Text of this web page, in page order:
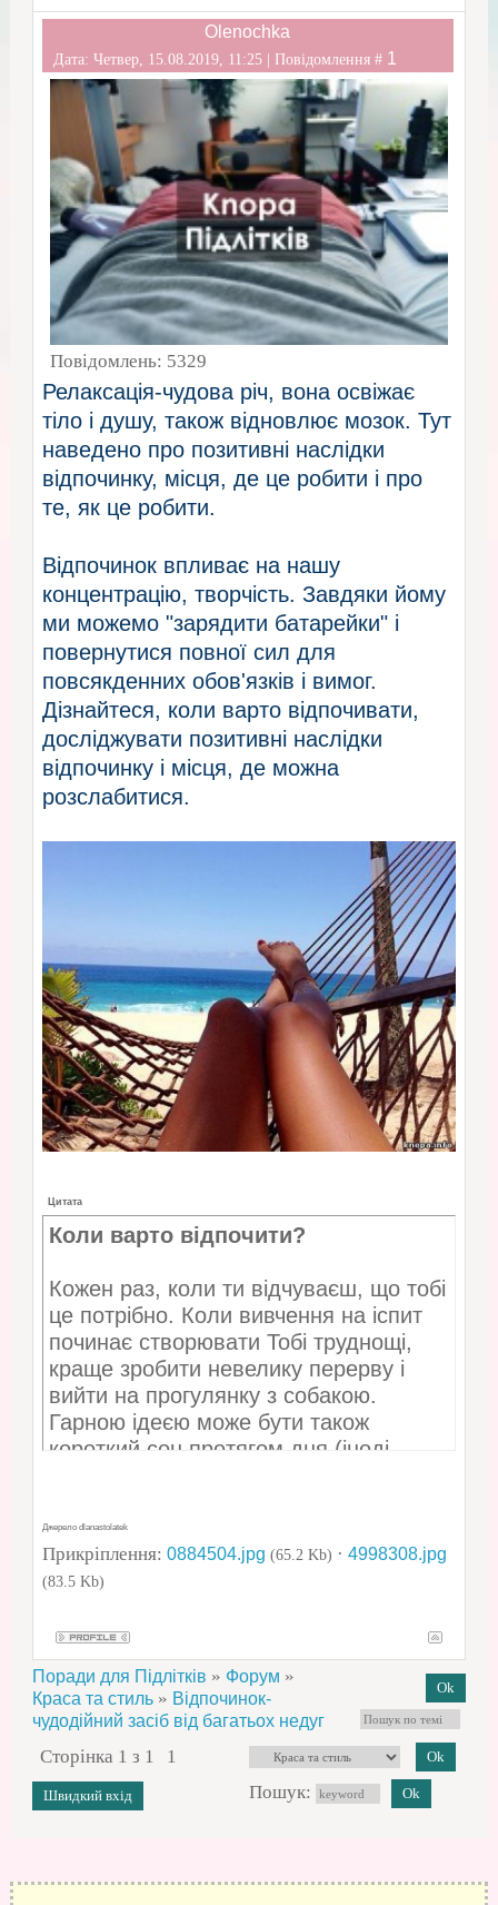
Olenochka
Дата: Четвер, 15.08.2019, 11:25 | Повідомлення # 1
Повідомлень: 5329
Релаксація-чудова річ, вона освіжає
тіло і душу, також відновлює мозок. Тут
наведено про позитивні наслідки
відпочинку, місця, де це робити і про
те, як це робити.
Відпочинок впливає на нашу
концентрацію, творчість. Завдяки йому
ми можемо "зарядити батарейки" і
повернутися повної сил для
повсякденних обов'язків і вимог.
Дізнайтеся, коли варто відпочивати,
досліджувати позитивні наслідки
відпочинку і місця, де можна
розслабитися.
Цитата
Коли варто відпочити?
Кожен раз, коли ти відчуваєш, що тобі
це потрібно. Коли вивчення на іспит
починає створювати Тобі труднощі,
краще зробити невелику перерву і
вийти на прогулянку з собакою.
Гарною ідеєю може бути також
короткий сон протягом дня (іноді
Втеча від шуму і суєти міста, це піде
на користь. Природа дає нам багато
варіантів в її використанні.
Ефекти релаксації
покращена продуктивність
підвищена здатність справлятися з
відновлення спокою
кращий настрій
ідей
Джерело dlanastolatek
Прикріплення: 0884504.jpg (65.2 Kb) · 4998308.jpg
(83.5 Kb)
Поради для Підлітків » Форум »
Краса та стиль » Відпочинок-
чудодійний засіб від багатьох недуг
Сторінка 1 з 1
1
Пошук: